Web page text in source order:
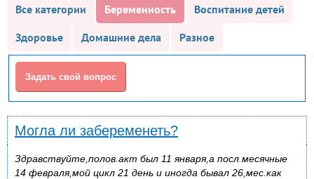
Все категории Беременность
Воспитание детей
Здоровье
Домашние дела Разное
Задать свой вопрос
Могла ли забеременеть?
Здравствуйте,полов.акт был 11 января,а посл.месячные
14 февраля,мой цикл 21 день и иногда бывал 26,мес.как